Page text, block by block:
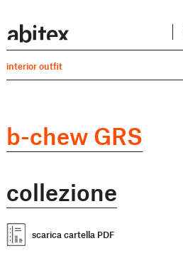
interior outfit
b-chew GRS
collezione
scarica cartella PDF